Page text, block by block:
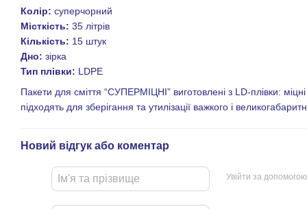
Колір: суперчорний
Місткість: 35 літрів
Кількість: 15 штук
Дно: зірка
Тип плівки: LDPE
Пакети для сміття “СУПЕРМІЦНІ” виготовлені з LD-плівки:
підходять для зберігання та утилізації важкого і
Новий відгук або коментар
Увійти за допомогою